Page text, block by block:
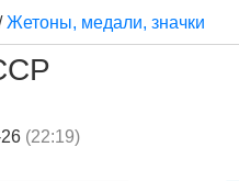
Жетоны, медали, значки
(22:19)